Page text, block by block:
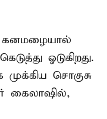
ஓடுகிறது.
சொகுசு
கைலாஷில்,